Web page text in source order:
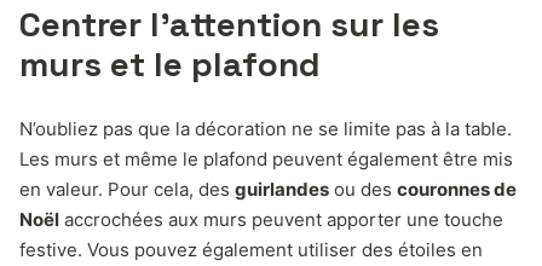
Centrer l’attention sur les
murs et le plafond
N’oubliez pas que la décoration ne se limite pas à la table.
Les murs et même le plafond peuvent également être mis
en valeur. Pour cela, des guirlandes ou des couronnes de
Noël accrochées aux murs peuvent apporter une touche
festive. Vous pouvez également utiliser des étoiles en